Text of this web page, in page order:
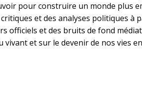
pour construire un monde plus
et des analyses politiques à
officiels et des bruits de fond
et sur le devenir de nos vies